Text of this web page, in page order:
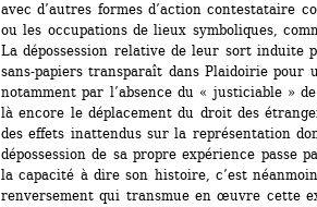
avec d’autres formes d’action contestataire
ou les occupations de lieux symboliques,
La dépossession relative de leur sort induite
sans-papiers transparaît dans Plaidoirie pour
notamment par l’absence du « justiciable »
là encore le déplacement du droit des
des effets inattendus sur la représentation
dépossession de sa propre expérience passe
la capacité à dire son histoire, c’est
renversement qui transmue en œuvre cette